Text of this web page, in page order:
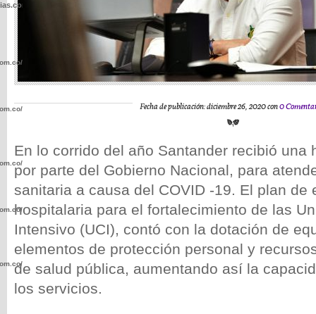
Fecha de publicación: diciembre 26, 2020 con0
En lo corrido del año Santander recibió una
por parte del Gobierno Nacional, para
sanitaria a causa del COVID -19. El plan de
hospitalaria para el fortalecimiento de las
Intensivo (UCI), contó con la dotación de
elementos de protección personal y
de salud pública, aumentando así la
los servicios.
wp-
wp-
wp-
wp-
wp-
wp-